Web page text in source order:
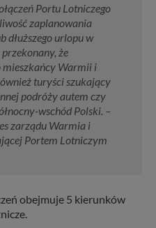
Portu Lotniczego
zaplanowania
dłuższego urlopu w
że
mieszkańcy Warmii i
turyści szukający
podróży autem czy
wschód Polski. –
zarządu Warmia i
Portem Lotniczym
obejmuje 5 kierunków